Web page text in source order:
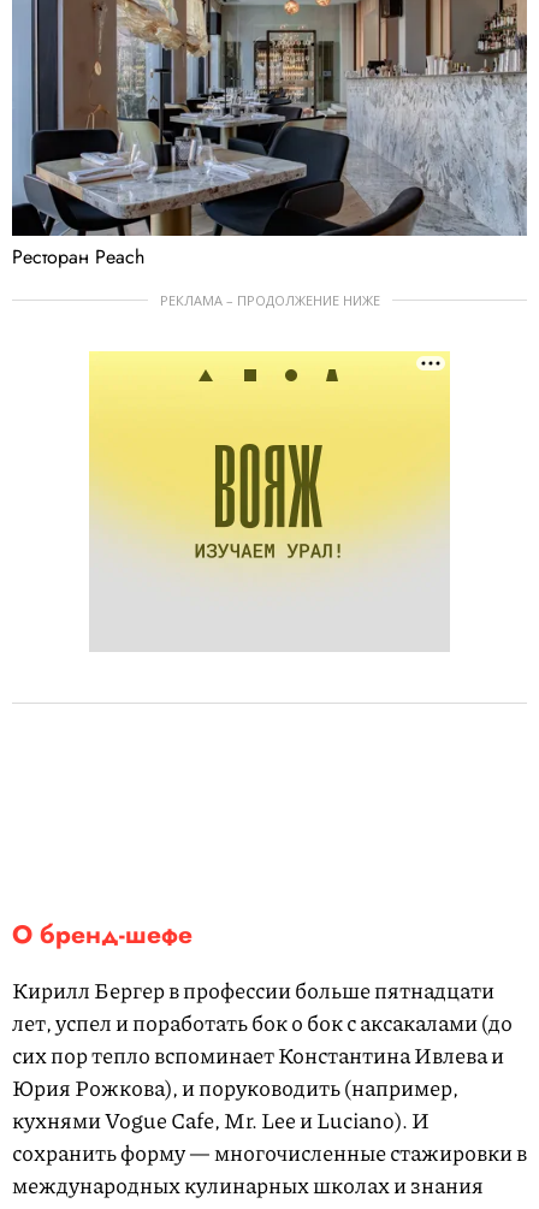
Ресторан Peach
РЕКЛАМА – ПРОДОЛЖЕНИЕ НИЖЕ
О бренд-шефе
Кирилл Бергер в профессии больше пятнадцати
лет, успел и поработать бок о бок с аксакалами (до
сих пор тепло вспоминает Константина Ивлева и
Юрия Рожкова), и поруководить (например,
кухнями Vogue Cafе, Mr. Lee и Luciano). И
сохранить форму — многочисленные стажировки в
международных кулинарных школах и знания